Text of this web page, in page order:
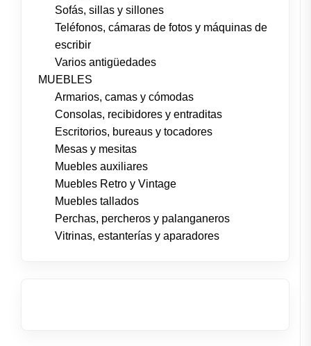
Sofás, sillas y sillones
Teléfonos, cámaras de fotos y máquinas de
escribir
Varios antigüedades
MUEBLES
Armarios, camas y cómodas
Consolas, recibidores y entraditas
Escritorios, bureaus y tocadores
Mesas y mesitas
Muebles auxiliares
Muebles Retro y Vintage
Muebles tallados
Perchas, percheros y palanganeros
Vitrinas, estanterías y aparadores